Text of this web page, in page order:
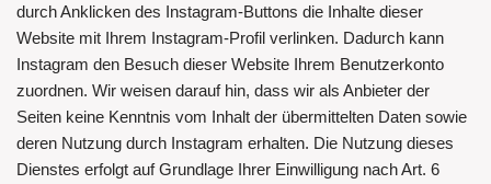
durch Anklicken des Instagram-Buttons die Inhalte dieser
Website mit Ihrem Instagram-Profil verlinken. Dadurch kann
Instagram den Besuch dieser Website Ihrem Benutzerkonto
zuordnen. Wir weisen darauf hin, dass wir als Anbieter der
Seiten keine Kenntnis vom Inhalt der übermittelten Daten sowie
deren Nutzung durch Instagram erhalten. Die Nutzung dieses
Dienstes erfolgt auf Grundlage Ihrer Einwilligung nach Art. 6